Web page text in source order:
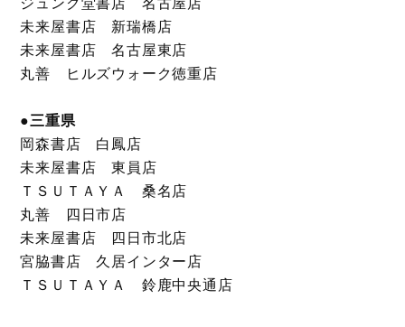
未来屋書店 新瑞橋店
未来屋書店 名古屋東店
丸善 ヒルズウォーク徳重店
●三重県
岡森書店 白鳳店
未来屋書店 東員店
ＴＳＵＴＡＹＡ 桑名店
丸善 四日市店
未来屋書店 四日市北店
宮脇書店 久居インター店
ＴＳＵＴＡＹＡ 鈴鹿中央通店